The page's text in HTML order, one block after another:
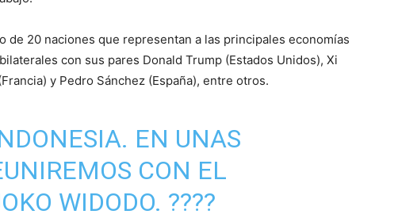
de 20 naciones que representan a las principales economías
con sus pares Donald Trump (Estados Unidos), Xi
y Pedro Sánchez (España), entre otros.
EN UNAS
CON EL
WIDODO. ????